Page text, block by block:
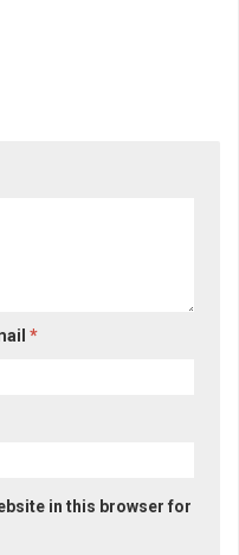
*
in this browser for